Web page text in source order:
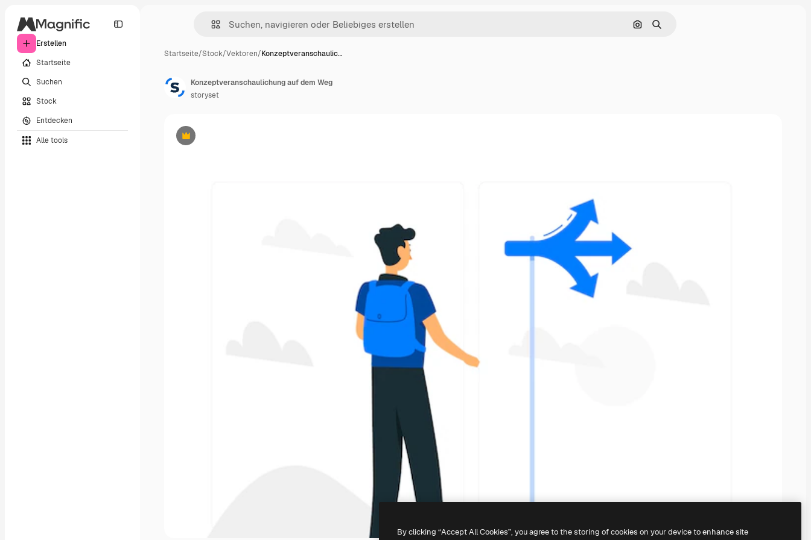
Erstellen
Startseite
Suchen
Stock
Entdecken
Alle tools
Nach Bild suchen
Suchen
Startseite/Stock/Vektoren/Konzeptveranschaulic…
Premium
Konzeptveranschaulichung auf dem Weg
storyset
By clicking “Accept All Cookies”, you agree to the storing of cookies on your device to enhance site